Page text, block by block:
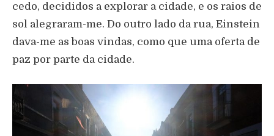
cedo, decididos a explorar a cidade, e os raios de
sol alegraram-me. Do outro lado da rua, Einstein
dava-me as boas vindas, como que uma oferta de
paz por parte da cidade.